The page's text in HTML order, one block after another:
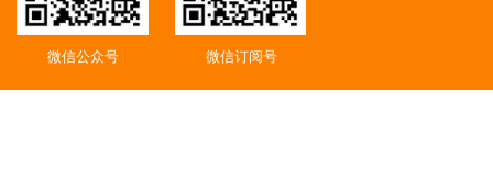
微信公众号 微信订阅号